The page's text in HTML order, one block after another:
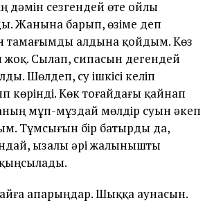
дәмін сезгендей өте ойлы
Жанына барып, өзіме деп
тамағымды алдына қойдым. Көз
жоқ. Сылап, сипасын дегендей
Шөлдеп, су ішкісі келіп
көрінді. Көк тоғайдағы қайнап
мұп-мұздай мөлдір суын әкеп
Тұмсығын бір батырды да,
ызалы әрі жалынышты
апарыңдар. Шыққа аунасын.